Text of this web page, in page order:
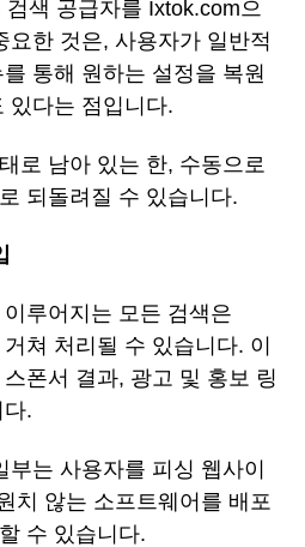
색 공급자를 Ixtok.com으
요한 것은, 사용자가 일반적
통해 원하는 설정을 복원
있다는 점입니다.
로 남아 있는 한, 수동으로
되돌려질 수 있습니다.
루어지는 모든 검색은
쳐 처리될 수 있습니다. 이
폰서 결과, 광고 및 홍보 링
.
부는 사용자를 피싱 웹사이
치 않는 소프트웨어를 배포
수 있습니다.